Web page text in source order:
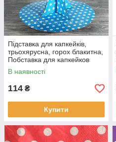
Підставка для капкейків,
трьохярусна, горох блакитна,
Побставка для капкейков
В наявності
114 ₴
Купити